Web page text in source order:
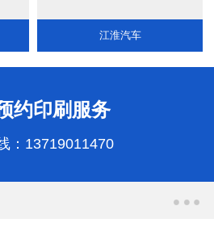
江淮汽车
约印刷服务
： 13719011470